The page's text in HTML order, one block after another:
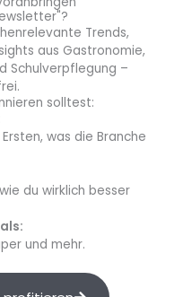
KG
Trends,
aus Gastronomie,
Schulverpflegung –
solltest:
was die Branche
du wirklich besser
und mehr.